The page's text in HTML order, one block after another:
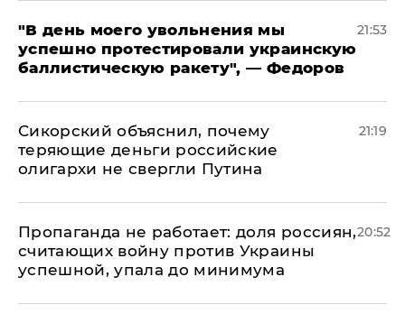
​"В день моего увольнения мы
успешно протестировали украинскую
баллистическую ракету", — Федоров
21:53
Сикорский объяснил, почему
теряющие деньги российские
олигархи не свергли Путина
21:19
​Пропаганда не работает: доля россиян,
считающих войну против Украины
успешной, упала до минимума
20:52